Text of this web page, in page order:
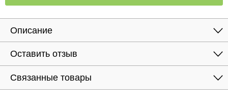
Описание
Оставить отзыв
Связанные товары